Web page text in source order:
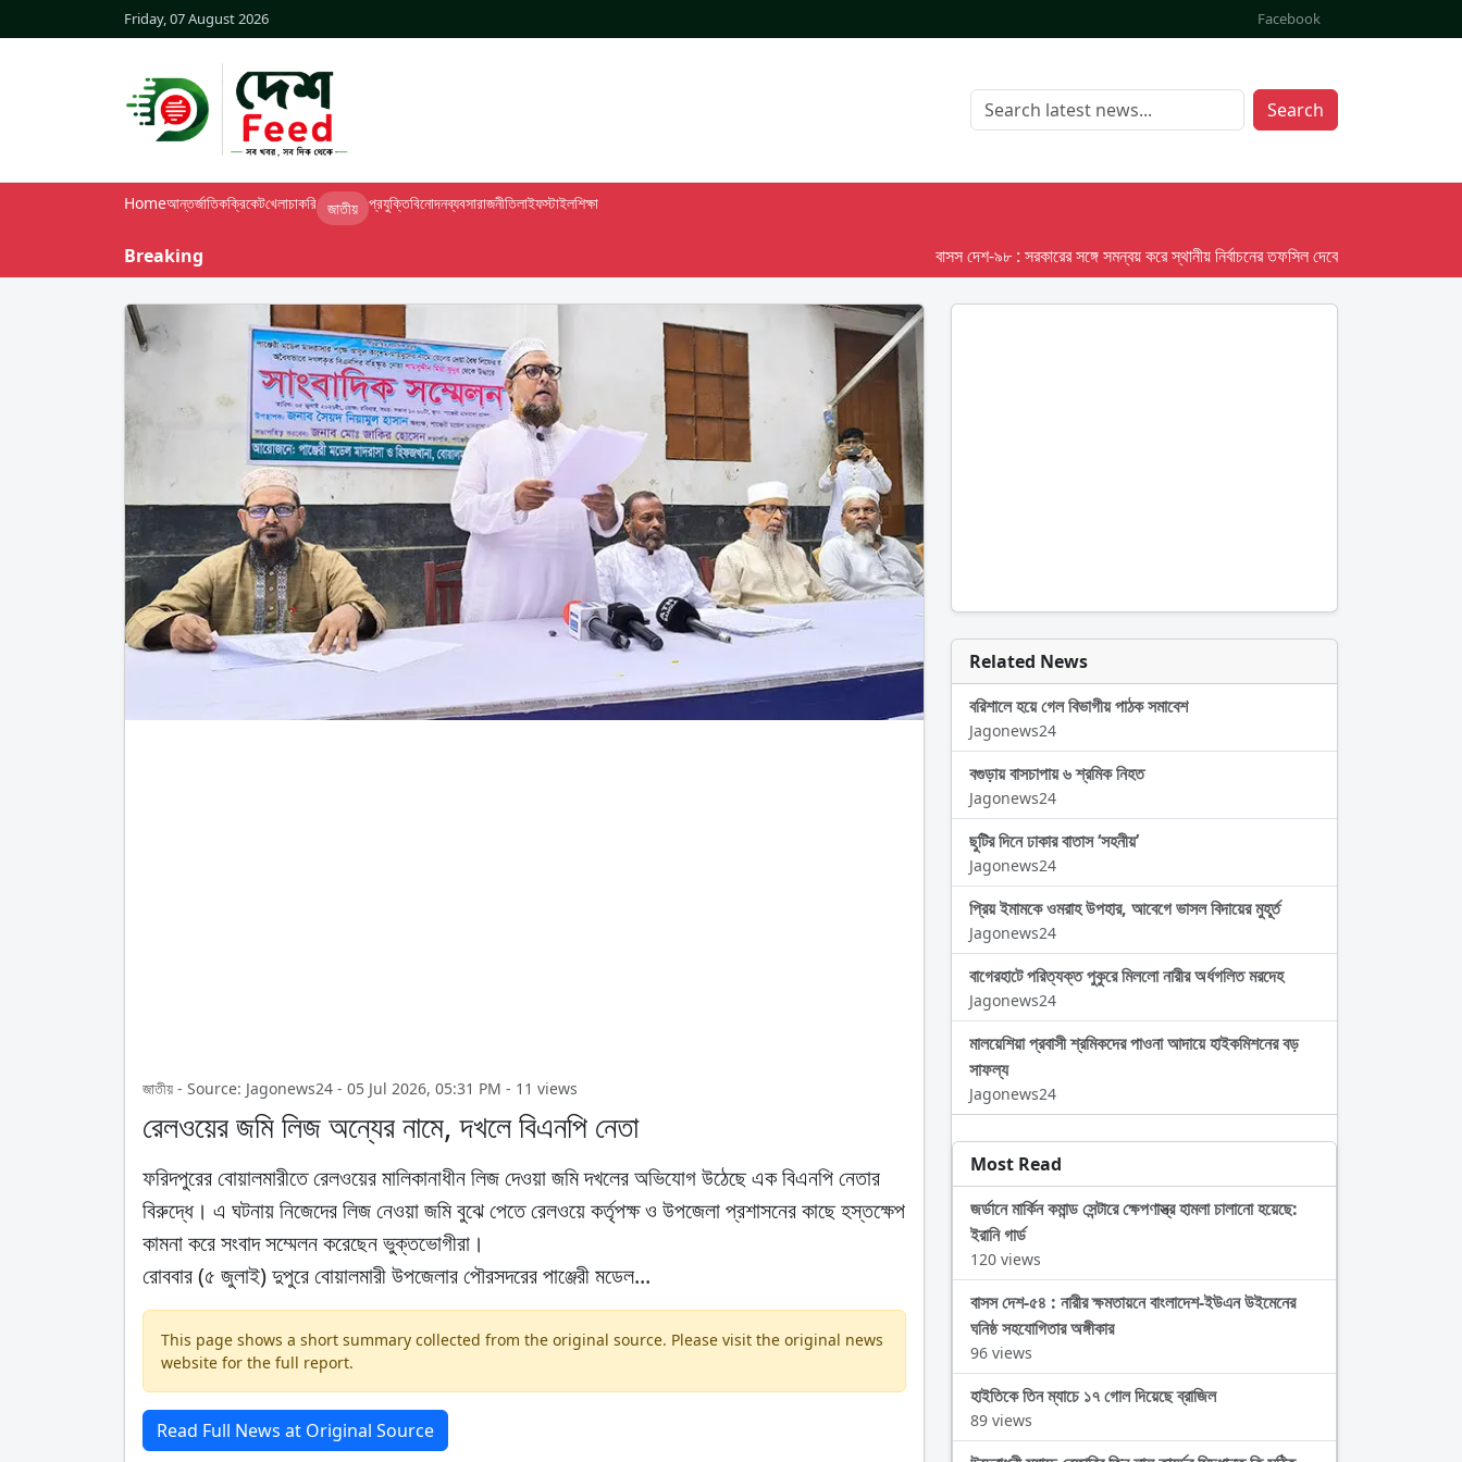
Friday, 07 August 2026 Facebook
Search
Homeআন্তর্জাতিকক্রিকেটখেলাচাকরি জাতীয় প্রযুক্তিবিনোদনব্যবসারাজনীতিলাইফস্টাইলশিক্ষা
Breaking বাসস দেশ-৯৮ : সরকারের সঙ্গে সমন্বয় করে স্থানীয় নির্বাচনের তফসিল দেবে ইসি; অক্টোবর লক্ষ্য ধরে
জাতীয় - Source: Jagonews24 - 05 Jul 2026, 05:31 PM - 11 views
রেলওয়ের জমি লিজ অন্যের নামে, দখলে বিএনপি নেতা
ফরিদপুরের বোয়ালমারীতে রেলওয়ের মালিকানাধীন লিজ দেওয়া জমি দখলের অভিযোগ উঠেছে এক বিএনপি নেতার
বিরুদ্ধে। এ ঘটনায় নিজেদের লিজ নেওয়া জমি বুঝে পেতে রেলওয়ে কর্তৃপক্ষ ও উপজেলা প্রশাসনের কাছে হস্তক্ষেপ
কামনা করে সংবাদ সম্মেলন করেছেন ভুক্তভোগীরা।
রোববার (৫ জুলাই) দুপুরে বোয়ালমারী উপজেলার পৌরসদরের পাঞ্জেরী মডেল...
This page shows a short summary collected from the original source. Please visit the original news
website for the full report.
Read Full News at Original Source
Related News
বরিশালে হয়ে গেল বিভাগীয় পাঠক সমাবেশ
Jagonews24
বগুড়ায় বাসচাপায় ৬ শ্রমিক নিহত
Jagonews24
ছুটির দিনে ঢাকার বাতাস ‘সহনীয়’
Jagonews24
প্রিয় ইমামকে ওমরাহ উপহার, আবেগে ভাসল বিদায়ের মুহূর্ত
Jagonews24
বাগেরহাটে পরিত্যক্ত পুকুরে মিললো নারীর অর্ধগলিত মরদেহ
Jagonews24
মালয়েশিয়া প্রবাসী শ্রমিকদের পাওনা আদায়ে হাইকমিশনের বড়
সাফল্য
Jagonews24
Most Read
জর্ডানে মার্কিন কমান্ড সেন্টারে ক্ষেপণাস্ত্র হামলা চালানো হয়েছে:
ইরানি গার্ড
120 views
বাসস দেশ-৫৪ : নারীর ক্ষমতায়নে বাংলাদেশ-ইউএন উইমেনের
ঘনিষ্ঠ সহযোগিতার অঙ্গীকার
96 views
হাইতিকে তিন ম্যাচে ১৭ গোল দিয়েছে ব্রাজিল
89 views